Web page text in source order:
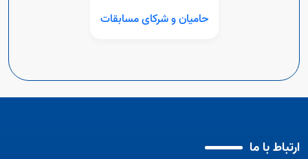
حامیان و شرکای مسابقات
ارتباط با ما